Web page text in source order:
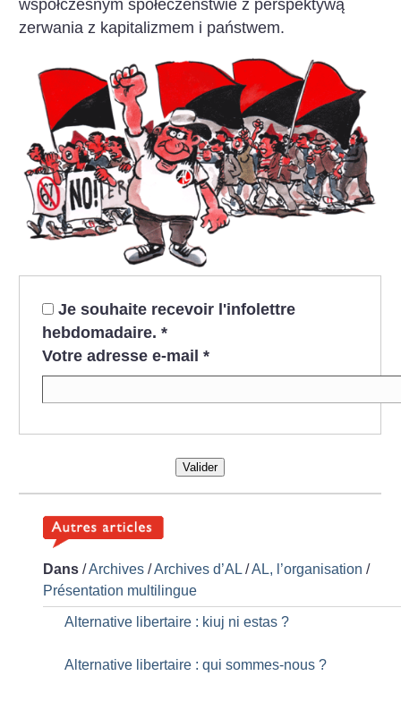
współczesnym społeczeństwie z perspektywą
zerwania z kapitalizmem i państwem.
Je souhaite recevoir l'infolettre
hebdomadaire. *
Votre adresse e-mail *
Valider
Dans /Archives /Archives d’AL /AL, l’organisation /
Présentation multilingue
Alternative libertaire : kiuj ni estas ?
Alternative libertaire : qui sommes-nous ?